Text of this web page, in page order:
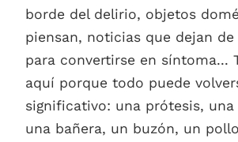
borde del delirio, objetos
piensan, noticias que dejan
para convertirse en síntoma...
aquí porque todo puede
significativo: una prótesis, una
una bañera, un buzón, un